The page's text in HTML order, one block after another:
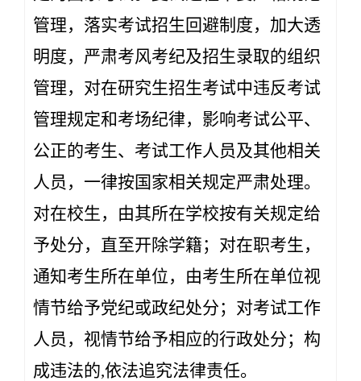
管理，落实考试招生回避制度，加大透
明度，严肃考风考纪及招生录取的组织
管理，对在研究生招生考试中违反考试
管理规定和考场纪律，影响考试公平、
公正的考生、考试工作人员及其他相关
人员，一律按国家相关规定严肃处理。
对在校生，由其所在学校按有关规定给
予处分，直至开除学籍；对在职考生，
通知考生所在单位，由考生所在单位视
情节给予党纪或政纪处分；对考试工作
人员，视情节给予相应的行政处分；构
成违法的,依法追究法律责任。